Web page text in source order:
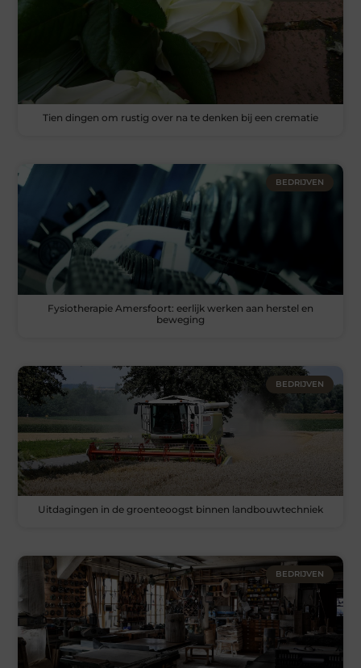
Tien dingen om rustig over na te denken bij een crematie
BEDRIJVEN
Fysiotherapie Amersfoort: eerlijk werken aan herstel en
beweging
BEDRIJVEN
Uitdagingen in de groenteoogst binnen landbouwtechniek
BEDRIJVEN